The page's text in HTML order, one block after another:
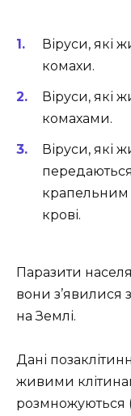
Віруси, які
комахи.
Віруси, які
комахами.
Віруси, які
крапельним
крові.
Паразити
вони з’явилися
на Землі.
Дані
живими
розмножуються